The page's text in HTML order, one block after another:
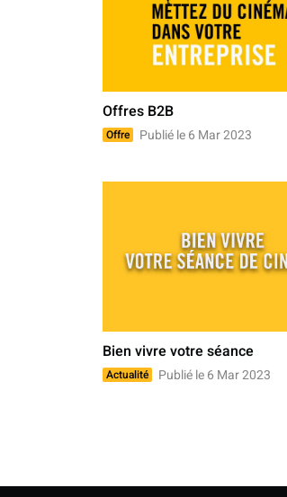
Offres B2B
Offre Publié le 6 Mar 2023
Bien vivre votre séance
Actualité Publié le 6 Mar 2023